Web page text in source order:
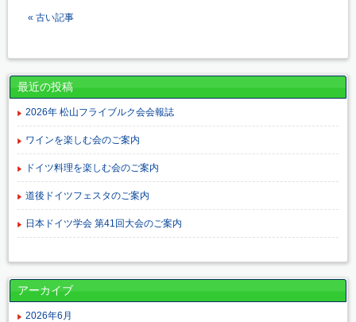
« 古い記事
最近の投稿
2026年 松山フライブルク会会報誌
ワインを楽しむ会のご案内
ドイツ料理を楽しむ会のご案内
道後ドイツフェスタのご案内
日本ドイツ学会 第41回大会のご案内
アーカイブ
2026年6月